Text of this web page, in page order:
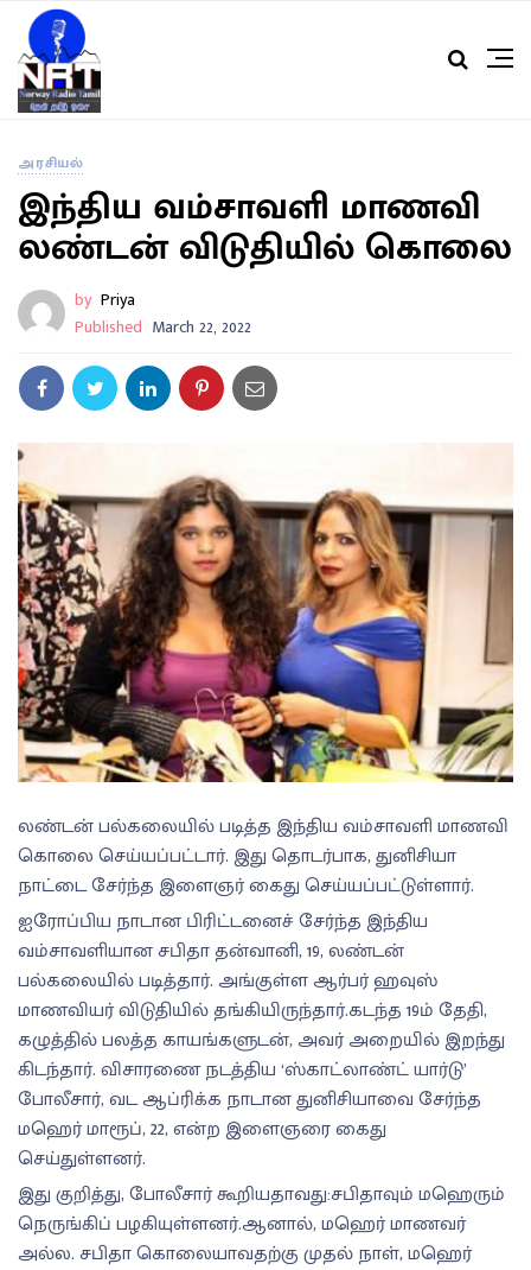
அரசியல்
இந்திய வம்சாவளி மாணவி
லண்டன் விடுதியில் கொலை
by Priya
Published March 22, 2022
லண்டன் பல்கலையில் படித்த இந்திய வம்சாவளி மாணவி
கொலை செய்யப்பட்டார். இது தொடர்பாக, துனிசியா
நாட்டை சேர்ந்த இளைஞர் கைது செய்யப்பட்டுள்ளார்.
ஐரோப்பிய நாடான பிரிட்டனைச் சேர்ந்த இந்திய
வம்சாவளியான சபிதா தன்வானி, 19, லண்டன்
பல்கலையில் படித்தார். அங்குள்ள ஆர்பர் ஹவுஸ்
மாணவியர் விடுதியில் தங்கியிருந்தார்.கடந்த 19ம் தேதி,
கழுத்தில் பலத்த காயங்களுடன், அவர் அறையில் இறந்து
கிடந்தார். விசாரணை நடத்திய ‘ஸ்காட்லாண்ட் யார்டு’
போலீசார், வட ஆப்ரிக்க நாடான துனிசியாவை சேர்ந்த
மஹெர் மாரூப், 22, என்ற இளைஞரை கைது
செய்துள்ளனர்.
இது குறித்து, போலீசார் கூறியதாவது:சபிதாவும் மஹெரும்
நெருங்கிப் பழகியுள்ளனர்.ஆனால், மஹெர் மாணவர்
அல்ல. சபிதா கொலையாவதற்கு முதல் நாள், மஹெர்